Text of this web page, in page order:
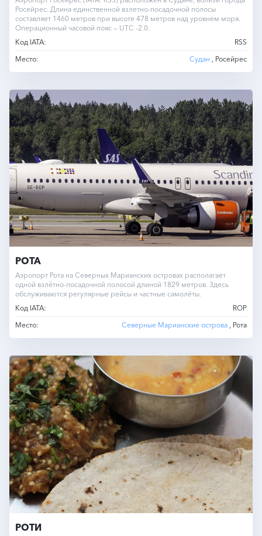
Росейрес. Длина единственной взлетно-посадочной полосы
составляет 1460 метров при высоте 478 метров над уровнем моря.
Операционный часовой пояс — UTC -2.0.
Код IATA:
RSS
Место:
Судан , Росейрес
РОТА
Аэропорт Рота на Северных Марианских островах располагает
одной взлётно-посадочной полосой длиной 1829 метров. Здесь
обслуживаются регулярные рейсы и частные самолёты.
Код IATA:
ROP
Место:
Северные Марианские острова , Рота
РОТИ